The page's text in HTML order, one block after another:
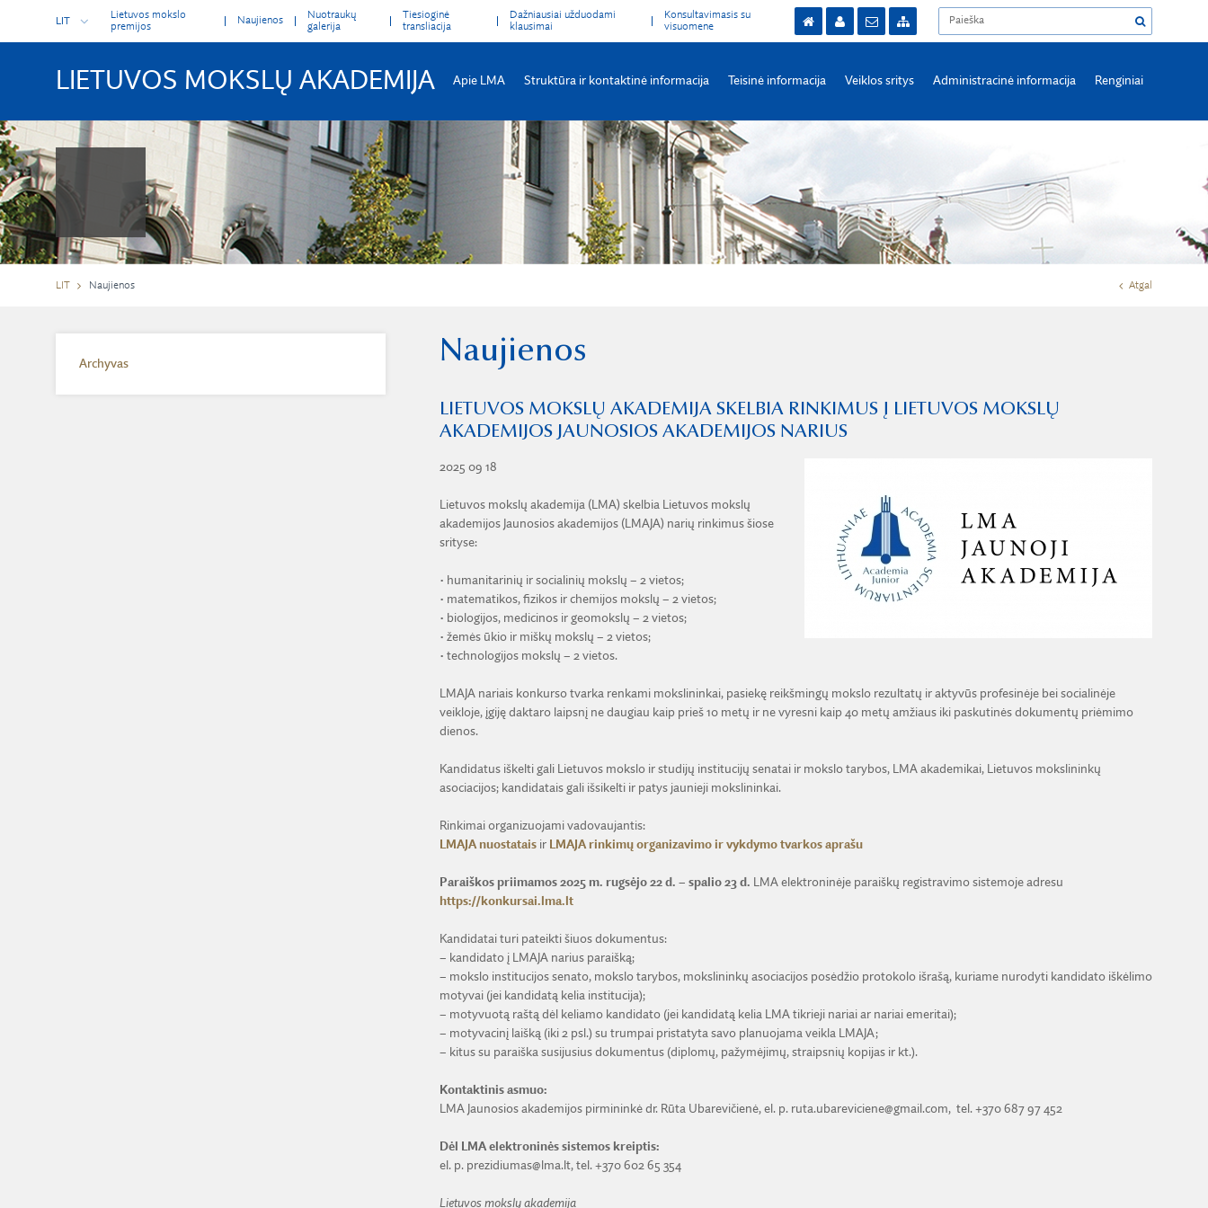
LIETUVOS MOKSLŲ AKADEMIJA
LIT
Lietuvos mokslo
premijos
Naujienos
Nuotraukų
galerija
Tiesioginė
transliacija
Dažniausiai užduodami
klausimai
Konsultavimasis su
visuomene
Apie LMA Struktūra ir kontaktinė informacija Teisinė informacija Veiklos sritys Administracinė informacija Renginiai
LIT Naujienos Atgal
Archyvas Naujienos
LIETUVOS MOKSLŲ AKADEMIJA SKELBIA RINKIMUS Į LIETUVOS MOKSLŲ
AKADEMIJOS JAUNOSIOS AKADEMIJOS NARIUS
2025 09 18
Lietuvos mokslų akademija (LMA) skelbia Lietuvos mokslų
akademijos Jaunosios akademijos (LMAJA) narių rinkimus šiose
srityse:
• humanitarinių ir socialinių mokslų – 2 vietos;
• matematikos, fizikos ir chemijos mokslų – 2 vietos;
• biologijos, medicinos ir geomokslų – 2 vietos;
• žemės ūkio ir miškų mokslų – 2 vietos;
• technologijos mokslų – 2 vietos.
LMAJA nariais konkurso tvarka renkami mokslininkai, pasiekę reikšmingų mokslo rezultatų ir aktyvūs profesinėje bei socialinėje
veikloje, įgiję daktaro laipsnį ne daugiau kaip prieš 10 metų ir ne vyresni kaip 40 metų amžiaus iki paskutinės dokumentų priėmimo
dienos.
Kandidatus iškelti gali Lietuvos mokslo ir studijų institucijų senatai ir mokslo tarybos, LMA akademikai, Lietuvos mokslininkų
asociacijos; kandidatais gali išsikelti ir patys jaunieji mokslininkai.
Rinkimai organizuojami vadovaujantis:
LMAJA nuostataisir LMAJA rinkimų organizavimo ir vykdymo tvarkos aprašu
Paraiškos priimamos 2025 m. rugsėjo 22 d. – spalio 23 d.
LMA elektroninėje paraiškų registravimo sistemoje adresu
https://konkursai.lma.lt
Kandidatai turi pateikti šiuos dokumentus:
– kandidato į LMAJA narius paraišką;
– mokslo institucijos senato, mokslo tarybos, mokslininkų asociacijos posėdžio protokolo išrašą, kuriame nurodyti kandidato iškėlimo
motyvai (jei kandidatą kelia institucija);
– motyvuotą raštą dėl keliamo kandidato (jei kandidatą kelia LMA tikrieji nariai ar nariai emeritai);
– motyvacinį laišką (iki 2 psl.) su trumpai pristatyta savo planuojama veikla LMAJA;
– kitus su paraiška susijusius dokumentus (diplomų, pažymėjimų, straipsnių kopijas ir kt.).
Kontaktinis asmuo:
LMA Jaunosios akademijos pirmininkė dr. Rūta Ubarevičienė, el. p. ruta.ubareviciene@gmail.com, tel. +370 687 97 452
Dėl LMA elektroninės sistemos kreiptis:
el. p. prezidiumas@lma.lt, tel. +370 602 65 354
Lietuvos mokslų akademija